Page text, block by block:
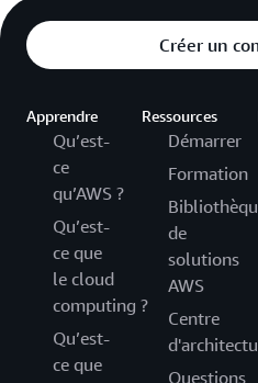
Créer un
Apprendre
Qu’est-
ce
qu’AWS ?
Qu’est-
ce que
le cloud
computing ?
Qu’est-
ce que
Ressources
Démarrer
Formation
de
solutions
AWS
Centre
Questions